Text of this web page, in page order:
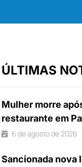
ÚLTIMAS
Mulher morre
restaurante em
6 de agosto de 2026
Sancionada nova